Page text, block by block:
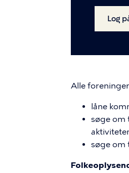
Log
Alle
låne
søge om
søge om